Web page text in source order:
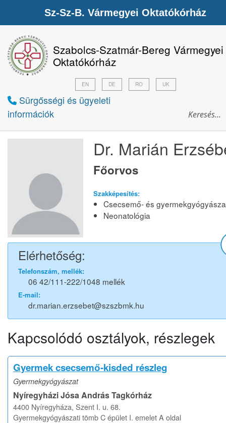
Szabolcs-Szatmár-Bereg Vármegyei
Oktatókórház
Sürgősségi és ügyeleti
információk
EN DE RO UK
Dr. Marián
Főorvos
Szakképesítés:
Csecsemő- és
Neonatológia
Elérhetőség:
Telefonszám, mellék:
06 42/111-222/1048 mellék
E-mail:
dr.marian.erzsebet@szszbmk.hu
Kapcsolódó osztályok, részlegek
Gyermek csecsemő-kisded részleg
Gyermekgyógyászat
Nyíregyházi Jósa András Tagkórház
4400 Nyíregyháza, Szent I. u. 68.
Gyermekgyógyászati tömb C épület I. emelet A oldal
Sz-Sz-B. Vármegyei Oktatókórház